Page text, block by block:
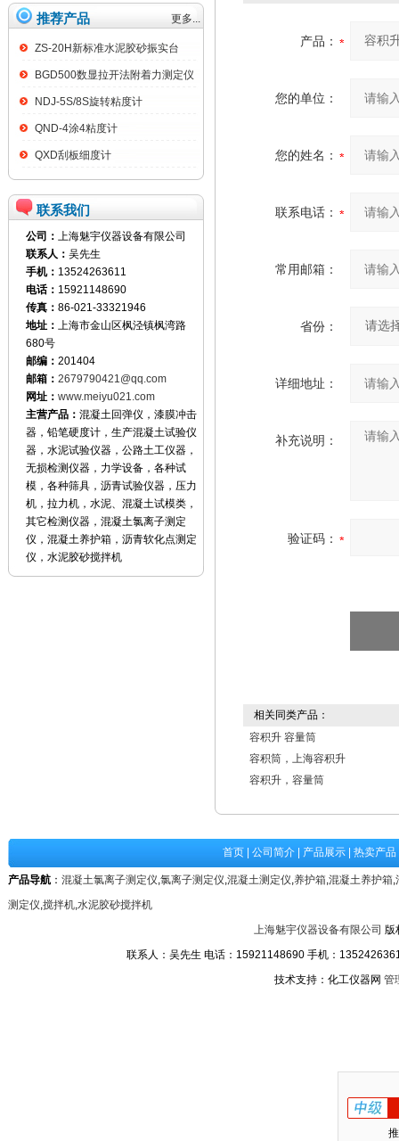
推荐产品 更多...
ZS-20H新标准水泥胶砂振实台
BGD500数显拉开法附着力测定仪
NDJ-5S/8S旋转粘度计
QND-4涂4粘度计
QXD刮板细度计
联系我们
公司： 上海魅宇仪器设备有限公司
联系人： 吴先生
手机： 13524263611
电话： 15921148690
传真： 86-021-33321946
地址： 上海市金山区枫泾镇枫湾路
680号
邮编： 201404
邮箱： 2679790421@qq.com
网址： www.meiyu021.com
主营产品： 混凝土回弹仪，漆膜冲击
器，铅笔硬度计，生产混凝土试验仪
器，水泥试验仪器，公路土工仪器，
无损检测仪器，力学设备，各种试
模，各种筛具，沥青试验仪器，压力
机，拉力机，水泥、混凝土试模类，
其它检测仪器，混凝土氯离子测定
仪，混凝土养护箱，沥青软化点测定
仪，水泥胶砂搅拌机
产品：
您的单位：
您的姓名：
联系电话：
常用邮箱：
省份：
详细地址：
补充说明：
验证码：
相关同类产品：
容积升 容量筒
容积筒，上海容积升
容积升，容量筒
首页 公司简介 产品展示 热卖产品
产品导航 ： 混凝土氯离子测定仪,氯离子测定仪,混凝土测定仪,养护箱,混凝土养护箱,
测定仪,搅拌机,水泥胶砂搅拌机
上海魅宇仪器设备有限公司 版
联系人：吴先生 电话：15921148690 手机：
技术支持：化工仪器网 管